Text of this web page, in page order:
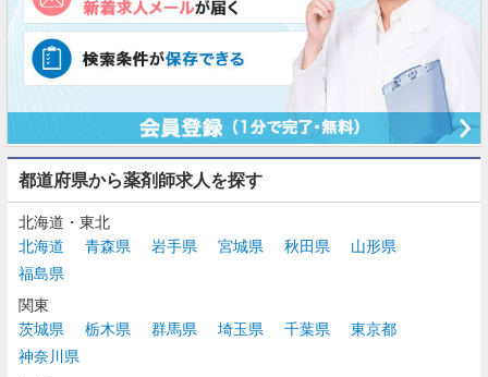
都道府県から薬剤師求人を探す
北海道・東北
北海道
青森県 岩手県 宮城県 秋田県
山形県
福島県
関東
茨城県
栃木県 群馬県 埼玉県 千葉県
東京都
神奈川県